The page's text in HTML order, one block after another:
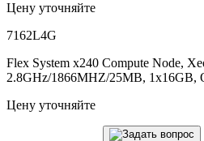
Цену уточняйте
7162L4G
Flex System x240 Compute Node,
2.8GHz/1866MHZ/25MB, 1x16GB,
Цену уточняйте